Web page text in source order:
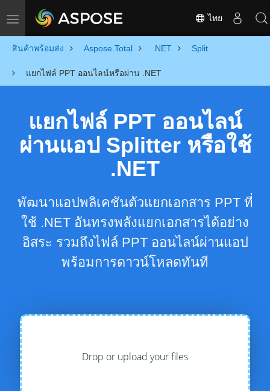
Toggle navigation ไทย
สินค้าพร้อมส่ง Aspose.Total .NET Split
แยกไฟล์ PPT ออนไลน์หรือผ่าน .NET
แยกไฟล์ PPT ออนไลน์
ผ่านแอป Splitter หรือใช้
.NET
พัฒนาแอปพลิเคชันตัวแยกเอกสาร PPT ที่
ใช้ .NET อันทรงพลังแยกเอกสารได้อย่าง
อิสระ รวมถึงไฟล์ PPT ออนไลน์ผ่านแอป
พร้อมการดาวน์โหลดทันที